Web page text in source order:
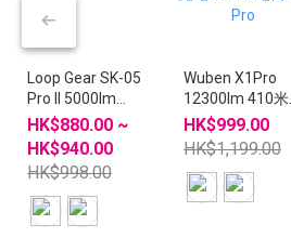
Loop Gear SK-05
Pro II 5000lm
RGB 電筒 微弧灰
色
HK$880.00 ~
HK$940.00
HK$998.00
Wuben X1Pro
12300lm 410米
風扇散熱 PD30W
Type-C充電
21700電筒 X1
Pro
HK$999.00
HK$1,199.00